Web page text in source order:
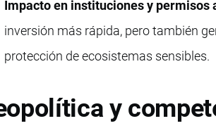
Impacto en instituciones y permisos
inversión más rápida, pero también
protección de ecosistemas sensibles.
y